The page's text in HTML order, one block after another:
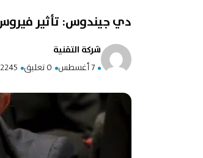
دي جيندوس: تأثير
شركة التقنية
7 أغسطس
0 تعليق 2245 مشاهدة